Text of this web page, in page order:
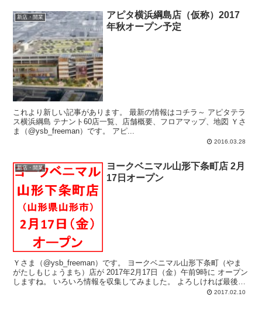
新店・開業
アピタ横浜綱島店（仮称）2017
年秋オープン予定
これより新しい記事があります。 最新の情報はコチラ～ アピタテラ
ス横浜綱島 テナント60店一覧、店舗概要、フロアマップ、地図 Ｙさ
ま（@ysb_freeman）です。 アピ...
2016.03.28
新店・開業
ヨークベニマル山形下条町店 2月
17日オープン
Ｙさま（@ysb_freeman）です。 ヨークベニマル山形下条町（やま
がたしもじょうまち）店が 2017年2月17日（金）午前9時に オープン
しますね。 いろいろ情報を収集してみました。 よろしければ最後ま
2017.02.10